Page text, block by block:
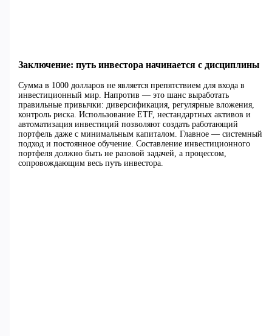
Заключение: путь инвестора начинается с дисциплины
Сумма в 1000 долларов не является препятствием для входа в
инвестиционный мир. Напротив — это шанс выработать
правильные привычки: диверсификация, регулярные вложения,
контроль риска. Использование ETF, нестандартных активов и
автоматизация инвестиций позволяют создать работающий
портфель даже с минимальным капиталом. Главное — системный
подход и постоянное обучение. Составление инвестиционного
портфеля должно быть не разовой задачей, а процессом,
сопровождающим весь путь инвестора.